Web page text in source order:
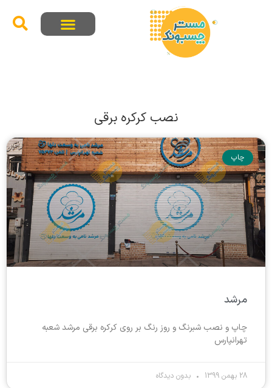
نصب کرکره برقی
چاپ
مرشد
چاپ و نصب شبرنگ و روز رنگ بر روی کرکره برقی مرشد شعبه
تهرانپارس
28 بهمن 1399 بدون دیدگاه